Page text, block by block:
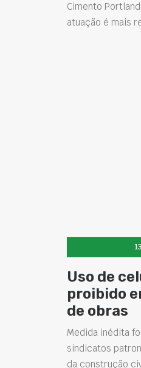
Cimento
atuação é mais
Uso de
proibido
de obras
Medida inédita
sindicatos
da construção